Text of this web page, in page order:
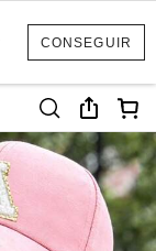
CONSEGUIR